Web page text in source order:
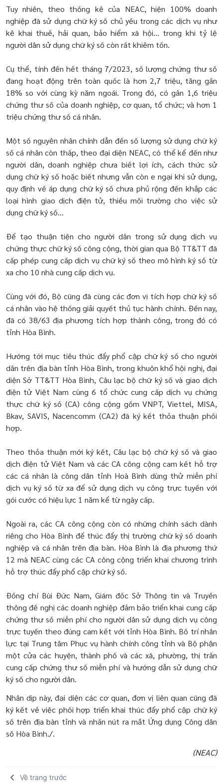
Tuy nhiên, theo thống kê của NEAC, hiện 100% doanh
nghiệp đã sử dụng chữ ký số chủ yếu trong các dịch vụ như
kê khai thuế, hải quan, bảo hiểm xã hội… trong khi tỷ lệ
người dân sử dụng chữ ký số còn rất khiêm tốn.
Cụ thể, tính đến hết tháng 7/2023, số lượng chứng thư số
đang hoạt động trên toàn quốc là hơn 2,7 triệu, tăng gần
18% so với cùng kỳ năm ngoái. Trong đó, có gần 1,6 triệu
chứng thư số của doanh nghiệp, cơ quan, tổ chức; và hơn 1
triệu chứng thư số cá nhân.
Một số nguyên nhân chính dẫn đến số lượng sử dụng chữ ký
số cá nhân còn thấp, theo đại diện NEAC, có thể kể đến như
người dân, doanh nghiệp chưa biết lợi ích, cách thức sử
dụng chữ ký số hoặc biết nhưng vẫn còn e ngại khi sử dụng,
quy định về áp dụng chữ ký số chưa phủ rộng đến khắp các
loại hình giao dịch điện tử, thiếu môi trường cho việc sử
dụng chữ ký số...
Để tạo thuận tiện cho người dân trong sử dụng dịch vụ
chứng thực chữ ký số công cộng, thời gian qua Bộ TT&TT đã
cấp phép cung cấp dịch vụ chữ ký số theo mô hình ký số từ
xa cho 10 nhà cung cấp dịch vụ.
Cùng với đó, Bộ cũng đã cùng các đơn vị tích hợp chữ ký số
cá nhân vào hệ thống giải quyết thủ tục hành chính. Đến nay,
đã có 38/63 địa phương tích hợp thành công, trong đó có
tỉnh Hòa Bình.
Hướng tới mục tiêu thúc đẩy phổ cập chữ ký số cho người
dân trên địa bàn tỉnh Hòa Bình, trong khuôn khổ hội nghị, đại
diện Sở TT&TT Hòa Bình, Câu lạc bộ chữ ký số và giao dịch
điện tử Việt Nam cùng 6 tổ chức cung cấp dịch vụ chứng
thực chữ ký số (CA) công cộng gồm VNPT, Viettel, MISA,
Bkav, SAVIS, Nacencomm (CA2) đã ký kết thỏa thuận phối
hợp.
Theo thỏa thuận mới ký kết, Câu lạc bộ chữ ký số và giao
dịch điện tử Việt Nam và các CA công cộng cam kết hỗ trợ
các cá nhân là công dân tỉnh Hoà Bình dùng thử miễn phí
dịch vụ ký số từ xa để sử dụng dịch vụ công trực tuyến với
gói cước có hiệu lực 1 năm kể từ ngày cấp.
Ngoài ra, các CA công cộng còn có những chính sách dành
riêng cho Hòa Bình để thúc đẩy thị trường chữ ký số doanh
nghiệp và cá nhân trên địa bàn. Hòa Bình là địa phương thứ
12 mà NEAC cùng các CA công cộng triển khai chương trình
hỗ trợ thúc đẩy phổ cập chữ ký số.
Đồng chí Bùi Đức Nam, Giám đốc Sở Thông tin và Truyền
thông đề nghị các doanh nghiệp đảm bảo triển khai cung cấp
chứng thư số miễn phí cho người dân sử dụng dịch vụ công
trực tuyến theo đúng cam kết với tỉnh Hòa Bình. Bố trí nhân
lực tại Trung tâm Phục vụ hành chính công tỉnh và Bộ phận
một cửa các huyện, thành phố và các xã, phường, thị trấn
cung cấp chứng thư số miễn phí và hướng dẫn sử dụng chữ
ký số cho người dân.
Nhân dịp này, đại diện các cơ quan, đơn vị liên quan cũng đã
ký kết về việc phối hợp triển khai thúc đẩy phổ cập chữ ký
số trên địa bàn tỉnh và nhấn nút ra mắt Ứng dụng Công dân
số Hòa Bình./.
(NEAC)
Về trang trước